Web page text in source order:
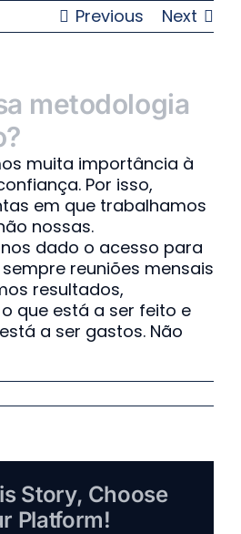
Previous Next
metodologia
muita importância à
Por isso,
em que trabalhamos
nossas.
dado o acesso para
reuniões mensais
resultados,
que está a ser feito e
a ser gastos. Não
Story, Choose
Platform!